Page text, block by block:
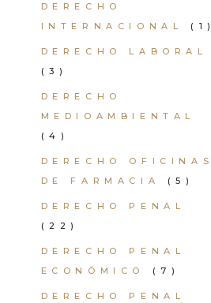
DERECHO
INTERNACIONAL
(1)
DERECHO LABORAL
(3)
DERECHO
MEDIOAMBIENTAL
(4)
DERECHO OFICINAS
DE FARMACIA
(5)
DERECHO PENAL
(22)
DERECHO PENAL
ECONÓMICO
(7)
DERECHO PENAL